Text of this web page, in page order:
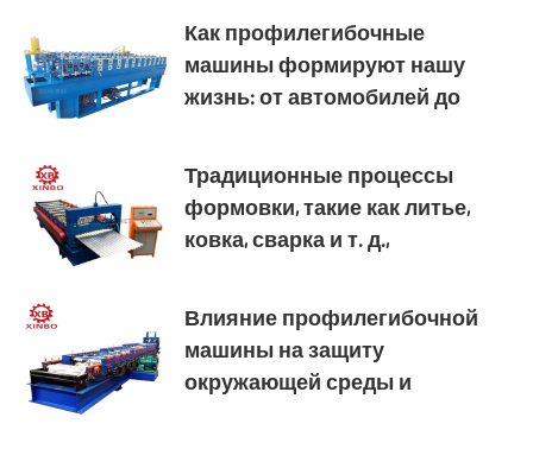
Как профилегибочные
машины формируют нашу
жизнь: от автомобилей до
Традиционные процессы
формовки, такие как литье,
ковка, сварка и т. д.,
и профилегибочные машины
как новая технология
формовки постепенно
демонстрируют свои
Влияние профилегибочной
машины на защиту
окружающей среды и